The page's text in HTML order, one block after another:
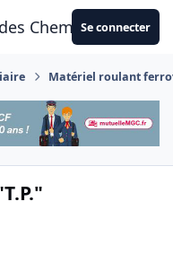
CheminotsSe connecter
Matériel roulant